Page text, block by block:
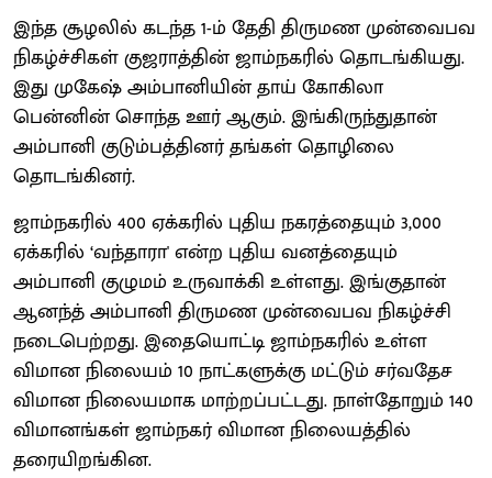
இந்த சூழலில் கடந்த 1-ம் தேதி திருமண முன்வைபவ
நிகழ்ச்சிகள் குஜராத்தின் ஜாம்நகரில் தொடங்கியது.
இது முகேஷ் அம்பானியின் தாய் கோகிலா
பென்னின் சொந்த ஊர் ஆகும். இங்கிருந்துதான்
அம்பானி குடும்பத்தினர் தங்கள் தொழிலை
தொடங்கினர்.
ஜாம்நகரில் 400 ஏக்கரில் புதிய நகரத்தையும் 3,000
ஏக்கரில் ‘வந்தாரா' என்ற புதிய வனத்தையும்
அம்பானி குழுமம் உருவாக்கி உள்ளது. இங்குதான்
ஆனந்த் அம்பானி திருமண முன்வைபவ நிகழ்ச்சி
நடைபெற்றது. இதையொட்டி ஜாம்நகரில் உள்ள
விமான நிலையம் 10 நாட்களுக்கு மட்டும் சர்வதேச
விமான நிலையமாக மாற்றப்பட்டது. நாள்தோறும் 140
விமானங்கள் ஜாம்நகர் விமான நிலையத்தில்
தரையிறங்கின.